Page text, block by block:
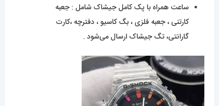
ساعت همراه با پک کامل جیشاک شامل : جعبه
کارتنی ، جعبه فلزی ، بگ کاسیو ، دفترچه ،کارت
گارانتی، تگ جیشاک ارسال می‌شود .